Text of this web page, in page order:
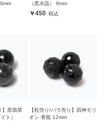
（黒水晶） 8mm
450
】黒翡翠
ト）
【粒売り/バラ売り】四神モリ
オン 青龍 12mm